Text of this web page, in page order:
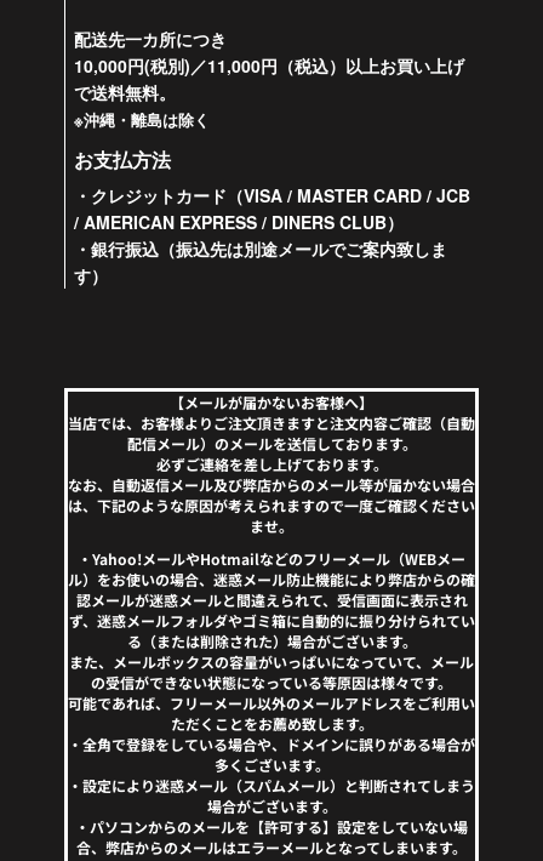
配送先一カ所につき
10,000円(税別)／11,000円（税込）以上お買い上げ
で送料無料。
※沖縄・離島は除く
お支払方法
・クレジットカード（VISA / MASTER CARD / JCB
/ AMERICAN EXPRESS / DINERS CLUB）
・銀行振込（振込先は別途メールでご案内致しま
す）
【メールが届かないお客様へ】
当店では、お客様よりご注文頂きますと注文内容ご確認（自動
配信メール）のメールを送信しております。
必ずご連絡を差し上げております。
なお、自動返信メール及び弊店からのメール等が届かない場合
は、下記のような原因が考えられますので一度ご確認ください
ませ。
・Yahoo!メールやHotmailなどのフリーメール（WEBメー
ル）をお使いの場合、迷惑メール防止機能により弊店からの確
認メールが迷惑メールと間違えられて、受信画面に表示され
ず、迷惑メールフォルダやゴミ箱に自動的に振り分けられてい
る（または削除された）場合がございます。
また、メールボックスの容量がいっぱいになっていて、メール
の受信ができない状態になっている等原因は様々です。
可能であれば、フリーメール以外のメールアドレスをご利用い
ただくことをお薦め致します。
・全角で登録をしている場合や、ドメインに誤りがある場合が
多くございます。
・設定により迷惑メール（スパムメール）と判断されてしまう
場合がございます。
・パソコンからのメールを【許可する】設定をしていない場
合、弊店からのメールはエラーメールとなってしまいます。